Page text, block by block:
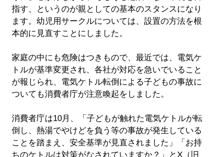
指す、というのが親としての基本のスタンスになり
ます。幼児用サークルについては、設置の方法を根
本的に見直すことにしました。
家庭の中にも危険はつきもので、最近では、電気ケ
トルが基準変更され、各社が対応を急いでいること
が報じられ、電気ケトル転倒による子どもの事故に
ついても消費者庁が注意喚起をしました。
消費者庁は10月、「子どもが触れた電気ケトルが転
倒し、熱湯でやけどを負う等の事故が発生している
ことを踏まえ、安全基準が見直されました」「お持
ちのケトルは対策がなされていますか？」とX（旧